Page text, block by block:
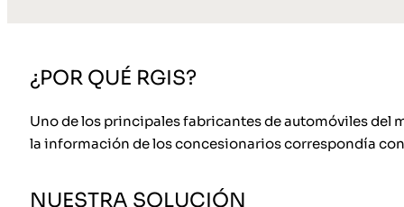
¿POR QUÉ RGIS?
Uno de los principales fabricantes de automóviles del
la información de los concesionarios correspondía
NUESTRA SOLUCIÓN